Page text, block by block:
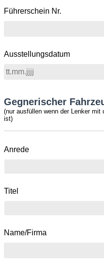
Führerschein Nr.
Ausstellungsdatum
Gegnerischer
(nur ausfüllen wenn der Lenker
ist)
Anrede
Titel
Name/Firma